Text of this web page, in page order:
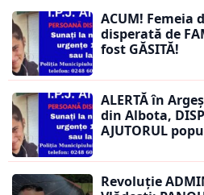
ACUM! Femeia
disperată de
fost GĂSITĂ!
ALERTĂ în
din Albota,
AJUTORUL
Revoluție